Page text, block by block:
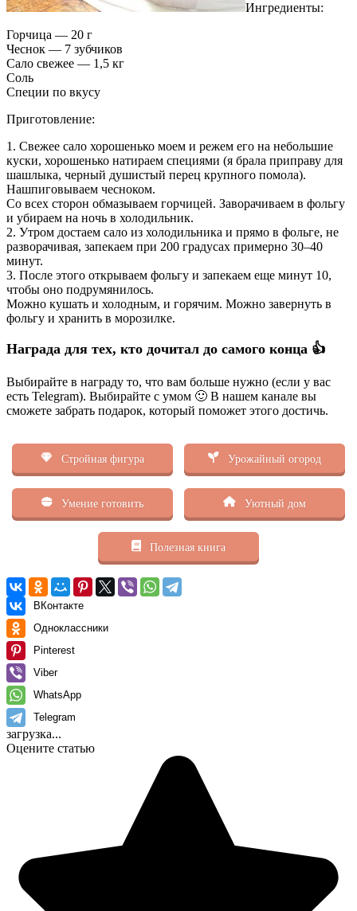
Ингредиенты:
Горчица — 20 г
Чеснок — 7 зубчиков
Сало свежее — 1,5 кг
Соль
Специи по вкусу
Приготовление:
1. Свежее сало хорошенько моем и режем его на небольшие
куски, хорошенько натираем специями (я брала приправу для
шашлыка, черный душистый перец крупного помола).
Нашпиговываем чесноком.
Со всех сторон обмазываем горчицей. Заворачиваем в фольгу
и убираем на ночь в холодильник.
2. Утром достаем сало из холодильника и прямо в фольге, не
разворачивая, запекаем при 200 градусах примерно 30–40
минут.
3. После этого открываем фольгу и запекаем еще минут 10,
чтобы оно подрумянилось.
Можно кушать и холодным, и горячим. Можно завернуть в
фольгу и хранить в морозилке.
Награда для тех, кто дочитал до самого конца 👍
Выбирайте в награду то, что вам больше нужно (если у вас
есть Telegram). Выбирайте с умом 🙂 В нашем канале вы
сможете забрать подарок, который поможет этого достичь.
Стройная фигура Урожайный огород
Умение готовить Уютный дом
Полезная книга
ВКонтакте
Одноклассники
Pinterest
Viber
WhatsApp
Telegram
загрузка...
Оцените статью